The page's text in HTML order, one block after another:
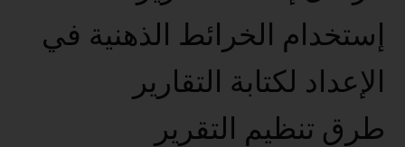
إستخدام الخرائط الذهنية في
الإعداد لكتابة التقارير
طرق تنظيم التقرير